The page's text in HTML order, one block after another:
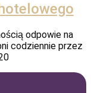
odpowie na
codziennie przez